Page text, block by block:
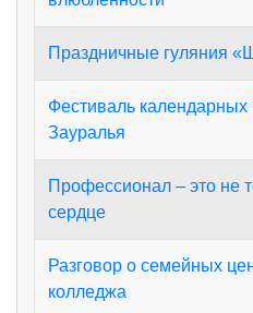
Праздничные гуляния
Фестиваль календарных
Зауралья
Профессионал – это не
сердце
Разговор о семейных
колледжа